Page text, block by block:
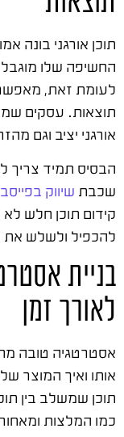
תוכן אורגני בונה
החשיפה שלו
לעומת זאת,
תוצאות. עסקים
אורגני יציב וגם
הבסיס תמיד צריך
שכבת שיווק
קידום תוכן חלש לא
להכפיל ולשלש את
בניית
לאורך זמן
אסטרטגיה טובה
אותו ואיך המוצר
תוכן שמשלב בין
כמו המלצות